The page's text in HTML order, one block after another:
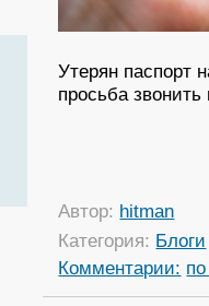
Утерян паспорт
просьба
Автор: hitman
Категория: Блоги
Комментарии: